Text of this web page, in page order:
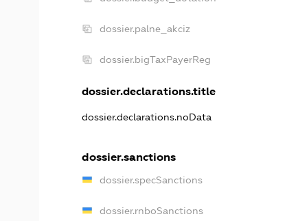
dossier.palne_akciz
dossier.bigTaxPayerReg
dossier.declarations.title
dossier.declarations.noData
dossier.sanctions
dossier.specSanctions
dossier.rnboSanctions